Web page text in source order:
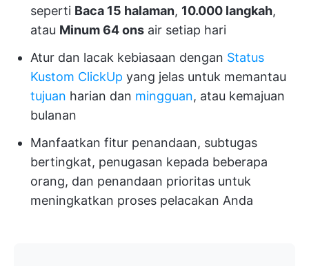
seperti Baca 15 halaman, 10.000 langkah,
atau Minum 64 ons air setiap hari
Atur dan lacak kebiasaan dengan Status
Kustom ClickUp yang jelas untuk memantau
tujuan harian dan mingguan, atau kemajuan
bulanan
Manfaatkan fitur penandaan, subtugas
bertingkat, penugasan kepada beberapa
orang, dan penandaan prioritas untuk
meningkatkan proses pelacakan Anda